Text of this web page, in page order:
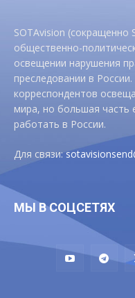
SOTAvision (сокращенно
общественно-
освещении нарушения
преследовании в
корреспондентов
мира, но большая часть
работать в России.
Для связи:
МЫ В СОЦСЕТЯХ